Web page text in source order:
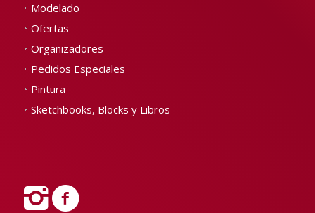
Modelado
Ofertas
Organizadores
Pedidos Especiales
Pintura
Sketchbooks, Blocks y Libros